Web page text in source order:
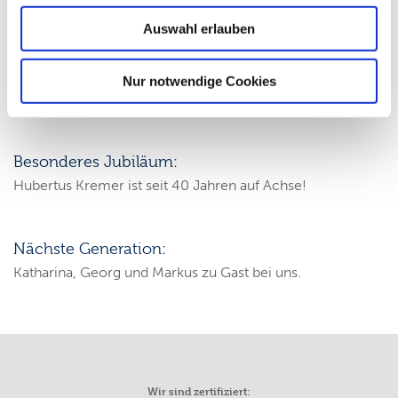
Auswahl erlauben
Nur notwendige Cookies
Wir begrüßen Jörg Stader und Rachid El Yaghmouri
Seit 25 Jahren ein verlässlicher Teamkollege
Besonderes Jubiläum:
Hubertus Kremer ist seit 40 Jahren auf Achse!
Nächste Generation:
Katharina, Georg und Markus zu Gast bei uns.
Wir sind zertifiziert: